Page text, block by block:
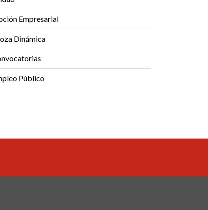
Empresarial
Dinámica
Público